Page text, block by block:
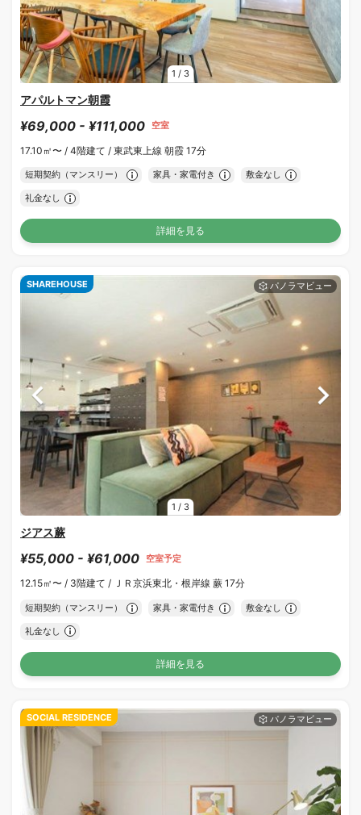
1 / 3
アパルトマン朝霞
¥69,000 - ¥111,000 空室
17.10㎡〜 / 4階建て / 東武東上線 朝霞 17分
短期契約（マンスリー） 家具・家電付き 敷金なし
礼金なし
詳細を見る
1 / 3
SHAREHOUSE
ジアス蕨
¥55,000 - ¥61,000 空室予定
12.15㎡〜 / 3階建て / ＪＲ京浜東北・根岸線 蕨 17分
短期契約（マンスリー） 家具・家電付き 敷金なし
礼金なし
詳細を見る
SOCIAL RESIDENCE